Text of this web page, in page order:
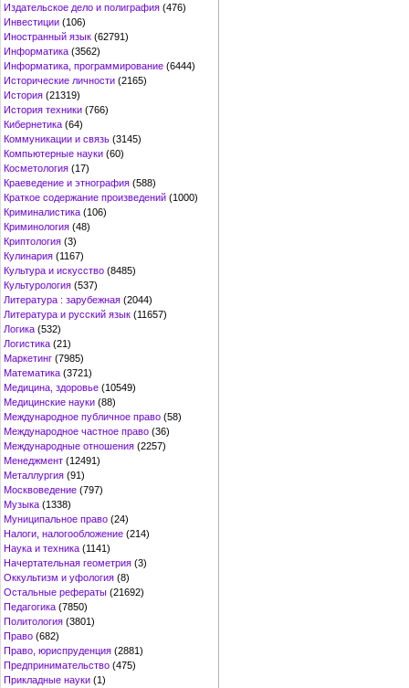
Издательское дело и полиграфия (476)
Инвестиции (106)
Иностранный язык (62791)
Информатика (3562)
Информатика, программирование (6444)
Исторические личности (2165)
История (21319)
История техники (766)
Кибернетика (64)
Коммуникации и связь (3145)
Компьютерные науки (60)
Косметология (17)
Краеведение и этнография (588)
Краткое содержание произведений (1000)
Криминалистика (106)
Криминология (48)
Криптология (3)
Кулинария (1167)
Культура и искусство (8485)
Культурология (537)
Литература : зарубежная (2044)
Литература и русский язык (11657)
Логика (532)
Логистика (21)
Маркетинг (7985)
Математика (3721)
Медицина, здоровье (10549)
Медицинские науки (88)
Международное публичное право (58)
Международное частное право (36)
Международные отношения (2257)
Менеджмент (12491)
Металлургия (91)
Москвоведение (797)
Музыка (1338)
Муниципальное право (24)
Налоги, налогообложение (214)
Наука и техника (1141)
Начертательная геометрия (3)
Оккультизм и уфология (8)
Остальные рефераты (21692)
Педагогика (7850)
Политология (3801)
Право (682)
Право, юриспруденция (2881)
Предпринимательство (475)
Прикладные науки (1)